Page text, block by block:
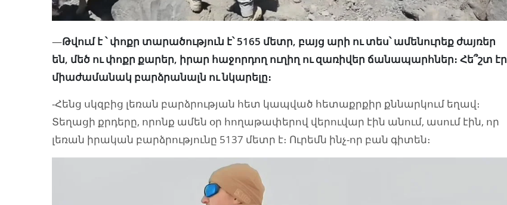
—Թվում է ՝ փոքր տարածություն է՝ 5165 մետր, բայց արի ու տես՝ ամենուրեք ժայռեր
են, մեծ ու փոքր քարեր, իրար հաջորդող ուղիղ ու զառիվեր ճանապարհներ։ Հե՞շտ էր
միաժամանակ բարձրանալն ու նկարելը։
-Հենց սկզբից լեռան բարձրության հետ կապված հետաքրքիր քննարկում եղավ։
Տեղացի քրդերը, որոնք ամեն օր հողաթափերով վերուվար էին անում, ասում էին, որ
լեռան իրական բարձրությունը 5137 մետր է։ Ուրեմն ինչ-որ բան գիտեն։